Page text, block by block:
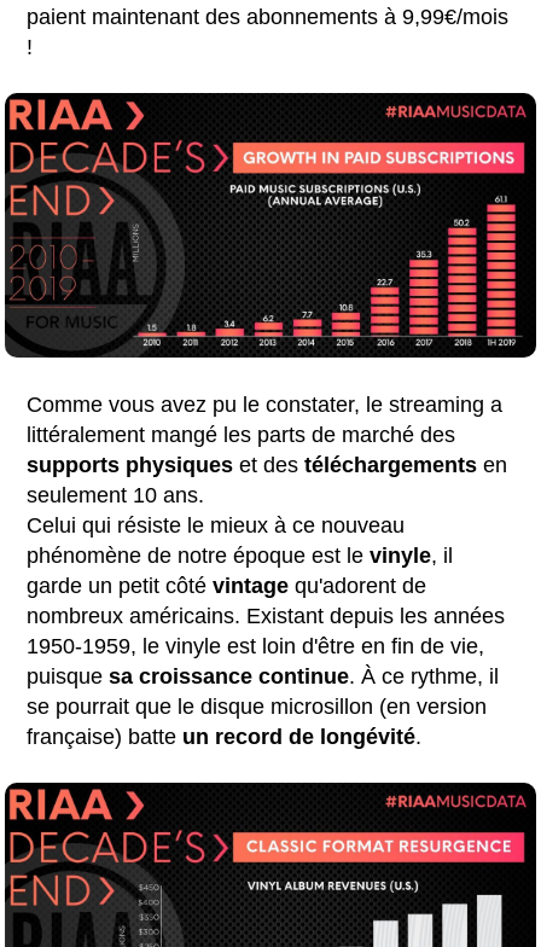
paient maintenant des abonnements à 9,99€/mois
!
Comme vous avez pu le constater, le streaming a
littéralement mangé les parts de marché des
supports physiques et destéléchargements en
seulement 10 ans.
Celui qui résiste le mieux à ce nouveau
phénomène de notre époque est levinyle, il
garde un petit côtévintage qu'adorent de
nombreux américains. Existant depuis les années
1950-1959, le vinyle est loin d'être en fin de vie,
puisquesa croissance continue. À ce rythme, il
se pourrait que le disque microsillon (en version
française) batte un record de longévité.